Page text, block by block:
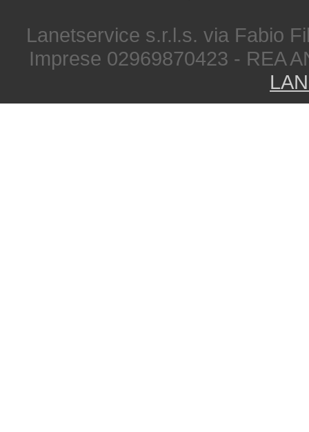
Lanetservice s.r.l.s. via Fabio
Imprese 02969870423 - REA